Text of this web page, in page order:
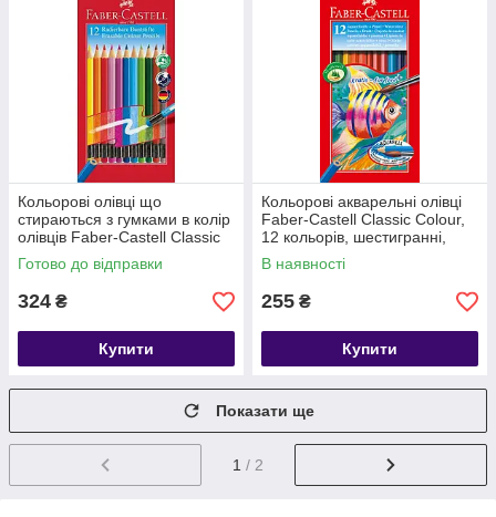
Кольорові олівці що
стираються з гумками в колір
олівців Faber-Castell Classic
(12 шт) 116612
Готово до відправки
324 ₴
Купити
Кольорові акварельні олівці
Faber-Castell Classic Colour,
12 кольорів, шестигранні,
карт. коробка + пензлик
В наявності
255 ₴
Купити
Показати ще
1 / 2